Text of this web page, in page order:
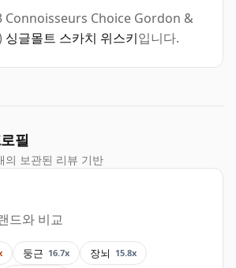
Connoisseurs Choice Gordon &
싱글몰트 스카치 위스키입니다.
필
의 보관된 리뷰 기반
드와 비교
둥근 16.7x 장뇌 15.8x